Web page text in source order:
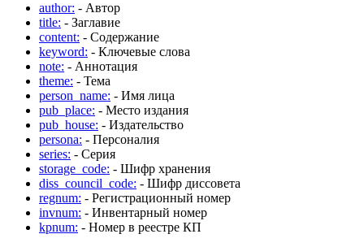
author: - Автор
title: - Заглавие
content: - Содержание
keyword: - Ключевые слова
note: - Аннотация
theme: - Тема
person_name: - Имя лица
pub_place: - Место издания
pub_house: - Издательство
persona: - Персоналия
series: - Серия
storage_code: - Шифр хранения
diss_council_code: - Шифр диссовета
regnum: - Регистрационный номер
invnum: - Инвентарный номер
kpnum: - Номер в реестре КП